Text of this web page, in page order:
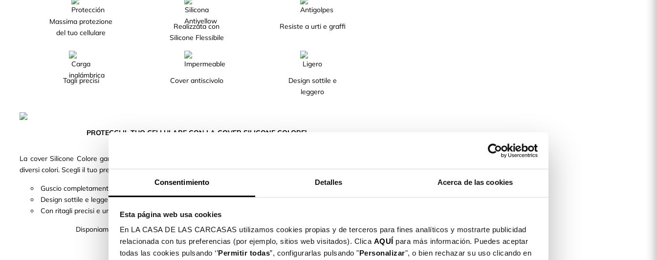
Consentimiento Detalles Acerca de las cookies
Esta página web usa cookies
En LA CASA DE LAS CARCASAS utilizamos cookies propias y de terceros para fines analíticos y mostrarte publicidad
relacionada con tus preferencias (por ejemplo, sitios web visitados). Clica AQUÍ para más información. Puedes aceptar
todas las cookies pulsando ‘’Permitir todas”, configurarlas pulsando "Personalizar", o bien rechazar su uso clicando en
Massima protezione
del tuo cellulare
Realizzata con
Silicone Flessibile
Resiste a urti e graffi
Tagli precisi Cover antiscivolo
Design sottile e
leggero
PROTEGGI IL TUO CELLULARE CON LA COVER SILICONE COLORE!
La cover Silicone Colore garantisce la massima protezione del tuo cellulare grazie al suo design. Disponibile in
diversi colori. Scegli il tuo preferito!
Guscio completamente rinforzato, realizzato con silicone liquido TPU.
Design sottile e leggero, in modo da non aggiungere volume né peso al tuo cellulare.
Con ritagli precisi e una finitura perfetta, consente l'accesso a tutti i pulsanti e alle porte del dispositivo.
Disponiamo di cover per oltre 400 modelli di telefoni cellulari disponibili per te!